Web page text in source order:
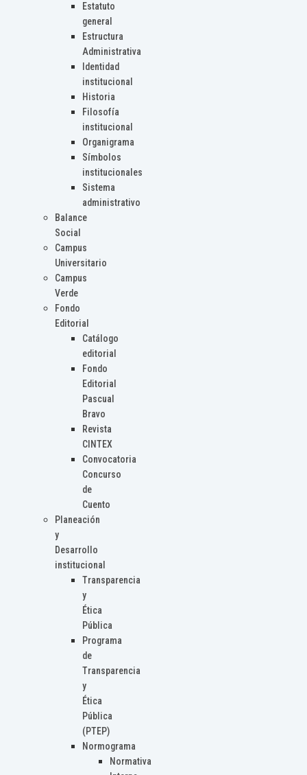
Estatuto
general
Estructura
Administrativa
Identidad
institucional
Historia
Filosofía
institucional
Organigrama
Símbolos
institucionales
Sistema
administrativo
Balance
Social
Campus
Universitario
Campus
Verde
Fondo
Editorial
Catálogo
editorial
Fondo
Editorial
Pascual
Bravo
Revista
CINTEX
Convocatoria
Concurso
de
Cuento
Planeación
y
Desarrollo
institucional
Transparencia
y
Ética
Pública
Programa
de
Transparencia
y
Ética
Pública
(PTEP)
Normograma
Normativa